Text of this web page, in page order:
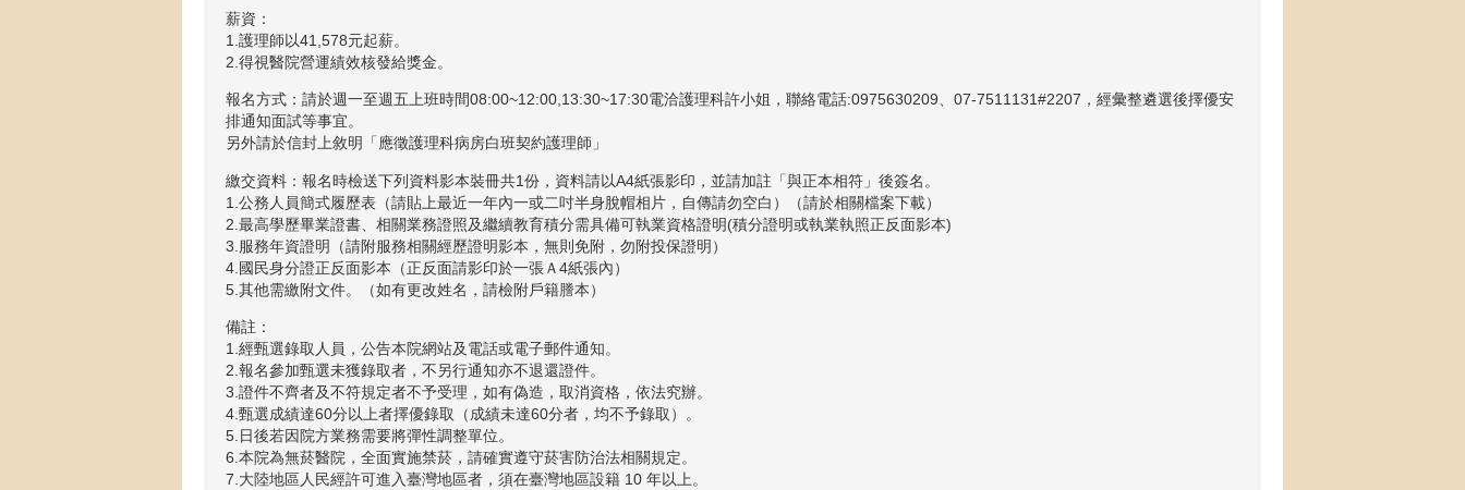
薪資：
1.護理師以41,578元起薪。
2.得視醫院營運績效核發給獎金。
報名方式：請於週一至週五上班時間08:00~12:00,13:30~17:30電洽護理科許小姐，聯絡電話:0975630209、07-7511131#2207，經彙整遴選後擇優安
排通知面試等事宜。
另外請於信封上敘明「應徵護理科病房白班契約護理師」
繳交資料：報名時檢送下列資料影本裝冊共1份，資料請以A4紙張影印，並請加註「與正本相符」後簽名。
1.公務人員簡式履歷表（請貼上最近一年內一或二吋半身脫帽相片，自傳請勿空白）（請於相關檔案下載）
2.最高學歷畢業證書、相關業務證照及繼續教育積分需具備可執業資格證明(積分證明或執業執照正反面影本)
3.服務年資證明（請附服務相關經歷證明影本，無則免附，勿附投保證明）
4.國民身分證正反面影本（正反面請影印於一張Ａ4紙張內）
5.其他需繳附文件。（如有更改姓名，請檢附戶籍謄本）
備註：
1.經甄選錄取人員，公告本院網站及電話或電子郵件通知。
2.報名參加甄選未獲錄取者，不另行通知亦不退還證件。
3.證件不齊者及不符規定者不予受理，如有偽造，取消資格，依法究辦。
4.甄選成績達60分以上者擇優錄取（成績未達60分者，均不予錄取）。
5.日後若因院方業務需要將彈性調整單位。
6.本院為無菸醫院，全面實施禁菸，請確實遵守菸害防治法相關規定。
7.大陸地區人民經許可進入臺灣地區者，須在臺灣地區設籍 10 年以上。